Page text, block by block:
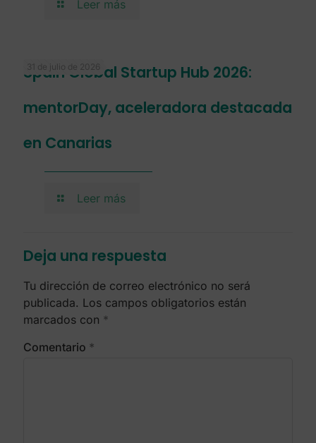
Leer más
31 de julio de 2026
Spain Global Startup Hub 2026:
mentorDay, aceleradora destacada
en Canarias
Leer más
Deja una respuesta
Tu dirección de correo electrónico no será
publicada. Los campos obligatorios están
marcados con *
Comentario *